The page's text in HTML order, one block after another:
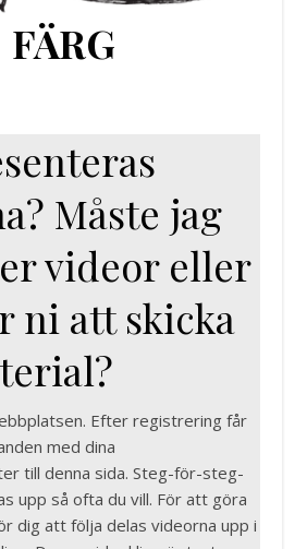
FÄRG
Måste jag
videor eller
ni att skicka
Efter registrering får
med dina
till denna sida. Steg-för-steg-
upp så ofta du vill. För att göra
dig att följa delas videorna upp i